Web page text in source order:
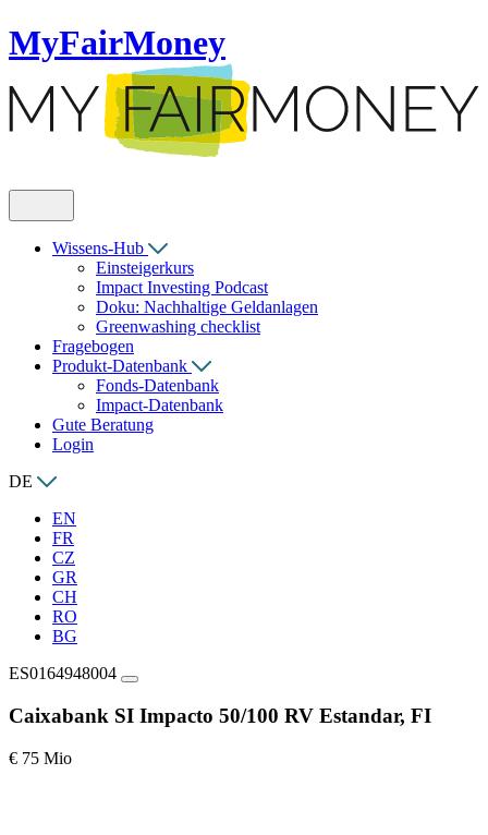
MyFairMoney
Wissens-Hub
Einsteigerkurs
Impact Investing Podcast
Doku: Nachhaltige Geldanlagen
Greenwashing checklist
Fragebogen
Produkt-Datenbank
Fonds-Datenbank
Impact-Datenbank
Gute Beratung
Login
DE
EN
FR
CZ
GR
CH
RO
BG
ES0164948004
Caixabank SI Impacto 50/100 RV Estandar, FI
€ 75 Mio